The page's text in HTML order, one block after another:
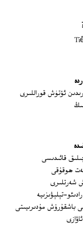
ئۆتۈش قوراللىرى
قائىدىسى
ھوقۇقى
شەرتلىرى
تېلېۋىزىيە
باشقۇرۇش مۇدىرىيىتى